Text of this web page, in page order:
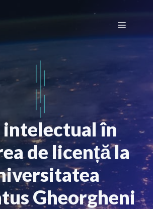
Meniu
intelectual în
de licență la
Gheorgheni